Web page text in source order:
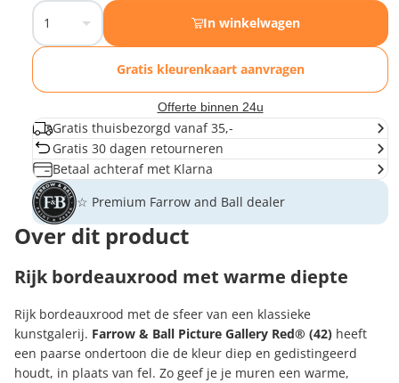
In winkelwagen
Gratis kleurenkaart aanvragen
Offerte binnen 24u
Gratis thuisbezorgd vanaf 35,-
Gratis 30 dagen retourneren
Betaal achteraf met Klarna
☆ Premium Farrow and Ball dealer
Over dit product
Rijk bordeauxrood met warme diepte
Rijk bordeauxrood met de sfeer van een klassieke
kunstgalerij. Farrow & Ball Picture Gallery Red® (42) heeft
een paarse ondertoon die de kleur diep en gedistingeerd
houdt, in plaats van fel. Zo geef je je muren een warme,